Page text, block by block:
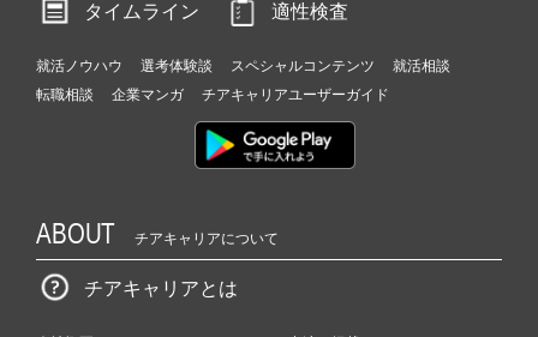
タイムライン
適性検査
就活ノウハウ 選考体験談 スペシャルコンテンツ
就活相談
転職相談
企業マンガ チアキャリアユーザーガイド
ABOUT チアキャリアについて
チアキャリアとは